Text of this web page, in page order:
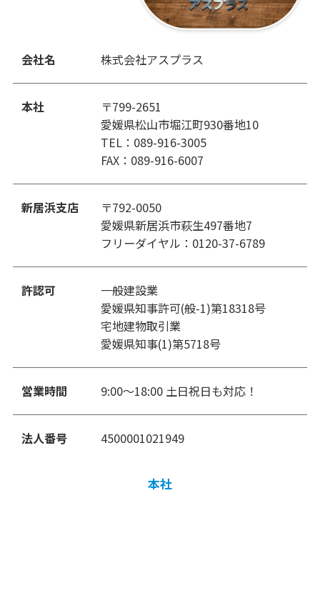
会社名 株式会社アスプラス
本社
〒799-2651
愛媛県松山市堀江町930番地10
TEL：089-916-3005
FAX：089-916-6007
新居浜支店
〒792-0050
愛媛県新居浜市萩生497番地7
フリーダイヤル：0120-37-6789
許認可
一般建設業
愛媛県知事許可(般-1)第18318号
宅地建物取引業
愛媛県知事(1)第5718号
営業時間 9:00〜18:00 土日祝日も対応！
法人番号 4500001021949
本社